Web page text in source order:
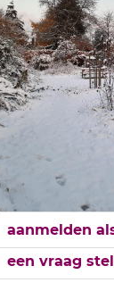
aanmelden
een vraag